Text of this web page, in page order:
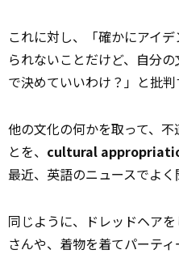
これに対し、「確かにアイ
られないことだけど、自分の
で決めていいわけ？」と批判
他の文化の何かを取って、
とを、 cultural
最近、英語のニュースでよく
同じように、ドレッドヘア
さんや、着物を着てパーテ